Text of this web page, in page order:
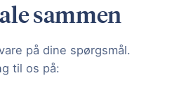
sammen
på dine spørgsmål.
til os på: